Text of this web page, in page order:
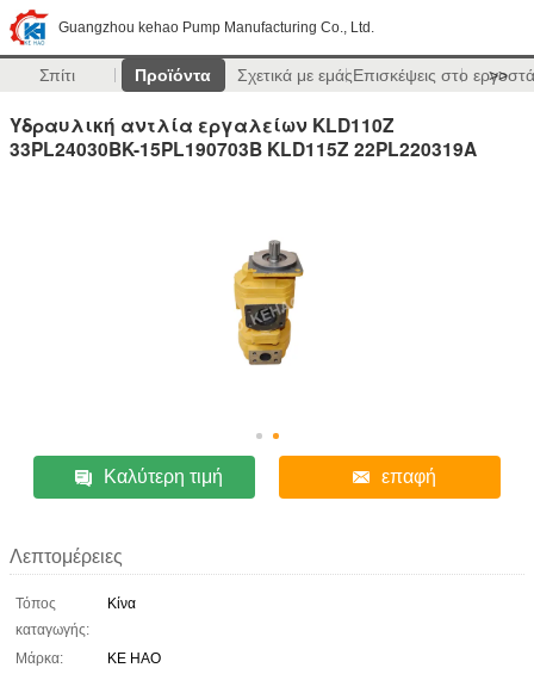
Guangzhou kehao Pump Manufacturing Co., Ltd.
Σπίτι Προϊόντα Σχετικά με εμάςΕπισκέψεις στο >>
Υδραυλική αντλία εργαλείων KLD110Z
33PL24030BK-15PL190703B KLD115Z 22PL220319A
Καλύτερη τιμή επαφή
Λεπτομέρειες
Τόπος
καταγωγής:
Κίνα
Μάρκα:
KE HAO